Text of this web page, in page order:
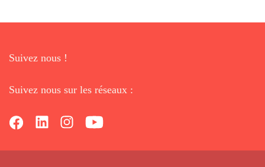
Suivez nous !
Suivez nous sur les réseaux :